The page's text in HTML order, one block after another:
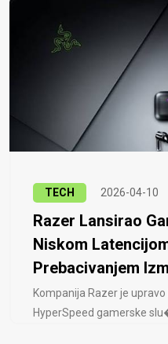
TECH 2026-04-10
Razer Lansirao
Niskom
Prebacivanjem
Kompanija Razer je
HyperSpeed ​​gamerske